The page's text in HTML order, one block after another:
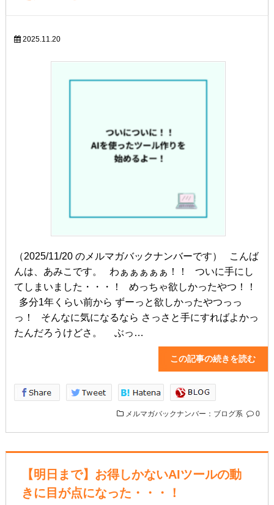
2025.11.20
（2025/11/20 のメルマガバックナンバーです） こんば
んは、あみこです。 わぁぁぁぁぁ！！ ついに手にし
てしまいました・・・！ めっちゃ欲しかったやつ！！
多分1年くらい前から ずーっと欲しかったやつっっ
っ！ そんなに気になるなら さっさと手にすればよかっ
たんだろうけどさ。 ぶっ…
この記事の続きを読
メルマガバックナンバー：ブログ系 0
【明日まで】お得しかないAIツールの動
きに目が点になった・・・！